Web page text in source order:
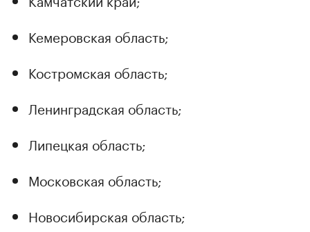
Кемеровская область;
Костромская область;
Ленинградская область;
Липецкая область;
Московская область;
Новосибирская область;